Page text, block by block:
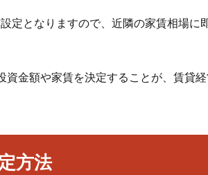
定となりますので、近隣の家賃相場に
資金額や家賃を決定することが、賃貸
方法